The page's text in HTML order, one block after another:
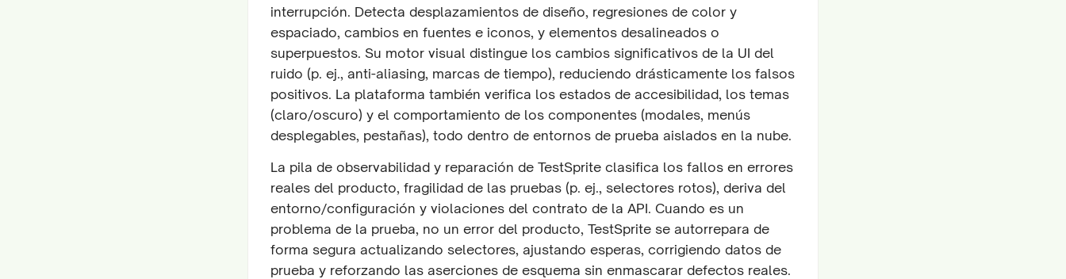
interrupción. Detecta desplazamientos de diseño, regresiones de color y
espaciado, cambios en fuentes e iconos, y elementos desalineados o
superpuestos. Su motor visual distingue los cambios significativos de la UI del
ruido (p. ej., anti-aliasing, marcas de tiempo), reduciendo drásticamente los falsos
positivos. La plataforma también verifica los estados de accesibilidad, los temas
(claro/oscuro) y el comportamiento de los componentes (modales, menús
desplegables, pestañas), todo dentro de entornos de prueba aislados en la nube.
La pila de observabilidad y reparación de TestSprite clasifica los fallos en errores
reales del producto, fragilidad de las pruebas (p. ej., selectores rotos), deriva del
entorno/configuración y violaciones del contrato de la API. Cuando es un
problema de la prueba, no un error del producto, TestSprite se autorrepara de
forma segura actualizando selectores, ajustando esperas, corrigiendo datos de
prueba y reforzando las aserciones de esquema sin enmascarar defectos reales.